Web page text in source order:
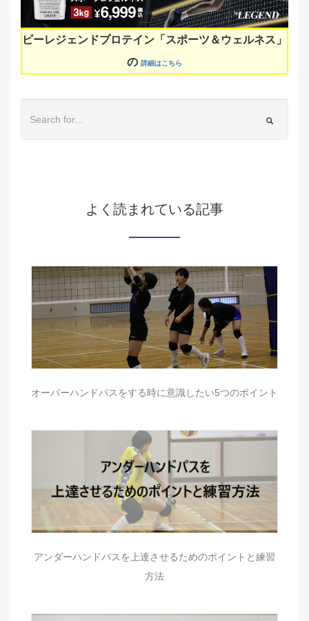
ビーレジェンドプロテイン「スポーツ＆ウェルネス」
の 詳細はこちら
よく読まれている記事
オーバーハンドパスをする時に意識したい5つのポイント
アンダーハンドパスを上達させるためのポイントと練習
方法